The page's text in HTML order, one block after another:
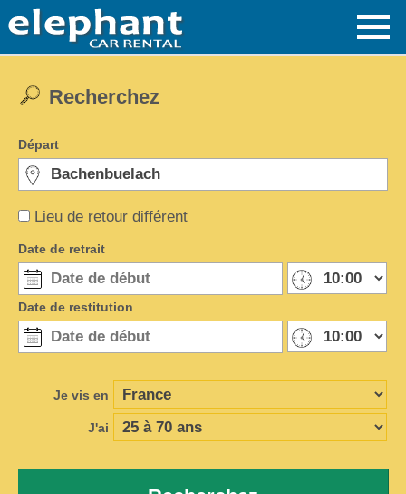
Lieu de retour différent
Recherchez
Départ
Date de retrait
Date de restitution
Je vis en
J'ai